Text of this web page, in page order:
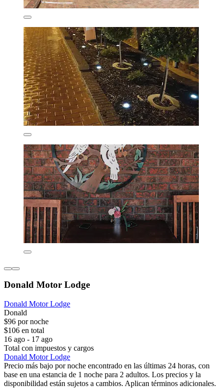
Donald Motor Lodge
Donald Motor Lodge
Donald
$96 por noche
$106 en total
16 ago - 17 ago
Total con impuestos y cargos
Donald Motor Lodge
Precio más bajo por noche encontrado en las últimas 24 horas, con
base en una estancia de 1 noche para 2 adultos. Los precios y la
disponibilidad están sujetos a cambios. Aplican términos adicionales.